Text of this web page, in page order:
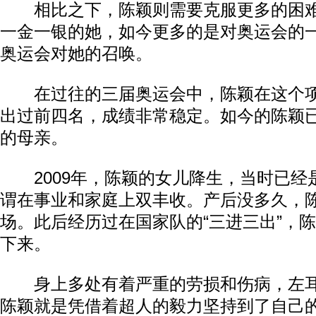
相比之下，陈颖则需要克服更多的困
一金一银的她，如今更多的是对奥运会的
奥运会对她的召唤。
在过往的三届奥运会中，陈颖在这个
出过前四名，成绩非常稳定。如今的陈颖
的母亲。
2009年，陈颖的女儿降生，当时已经
谓在事业和家庭上双丰收。产后没多久，
场。此后经历过在国家队的“三进三出”，
下来。
身上多处有着严重的劳损和伤病，左
陈颖就是凭借着超人的毅力坚持到了自己